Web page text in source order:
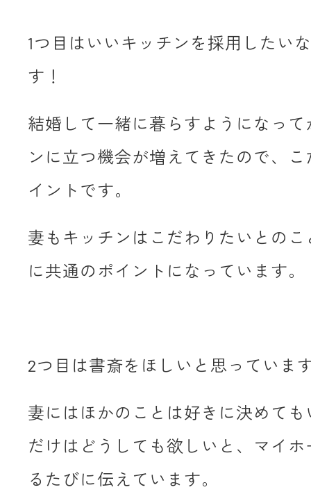
1つ目はいいキッチンを採用したい
す！
結婚して一緒に暮らすようになっ
ンに立つ機会が増えてきたので、
イントです。
妻もキッチンはこだわりたいとの
に共通のポイントになっています。
2つ目は書斎をほしいと思っていま
妻にはほかのことは好きに決めて
だけはどうしても欲しいと、マイ
るたびに伝えています。